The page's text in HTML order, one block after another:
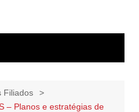
Filiados
– Planos e estratégias de